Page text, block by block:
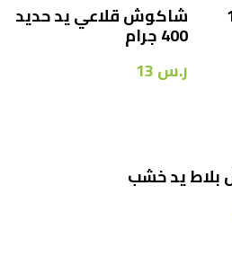
شاكوش قلاعي يد حديد
400 جرام
ر.س13
يد خشب